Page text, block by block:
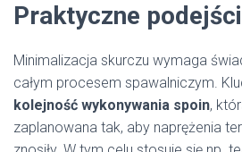
Praktyczne
Minimalizacja skurczu wymaga
całym procesem spawalniczym.
kolejność wykonywania spoin,
zaplanowana tak, aby naprężenia